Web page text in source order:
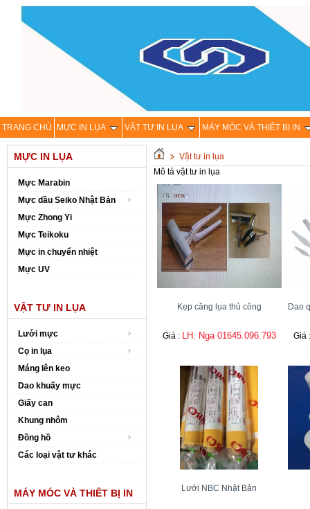
TRANG CHỦ MỰC IN LỤA VẬT TƯ IN LỤA MÁY MÓC VÀ THIÊT BỊ IN
MỰC IN LỤA
Mực Marabin
Mực dầu Seiko Nhật Bản
Mực Zhong Yi
Mực Teikoku
Mực in chuyển nhiệt
Mực UV
VẬT TƯ IN LỤA
Lưới mực
Cọ in lụa
Máng lên keo
Dao khuấy mực
Giấy can
Khung nhôm
Đồng hồ
Các loại vật tư khác
MÁY MÓC VÀ THIÊT BỊ IN
Vật tư in lụa
Mô tả vật tư in lụa
Kẹp căng lụa thủ công
Giá : LH: Nga 01645.096.793
Dao
Giá
Lưới NBC Nhật Bản